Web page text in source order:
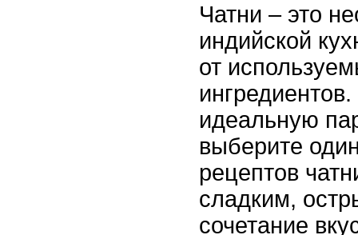
Чатни – это
индийской
от
идеальную
выберите
рецептов
сладким,
сочетание